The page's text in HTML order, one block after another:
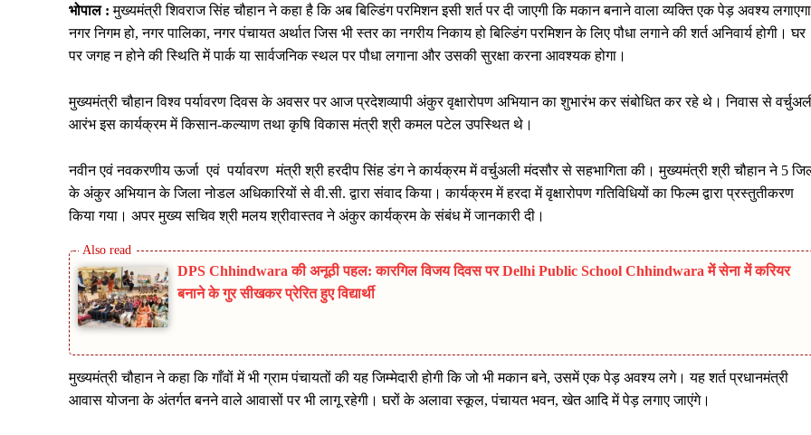
भोपाल :मुख्यमंत्री शिवराज सिंह चौहान ने कहा है कि अब बिल्डिंग परमिशन इसी शर्त पर दी जाएगी कि मकान बनाने वाला व्यक्ति एक पेड़ अवश्य
नगर निगम हो, नगर पालिका, नगर पंचायत अर्थात जिस भी स्तर का नगरीय निकाय हो बिल्डिंग परमिशन के लिए पौधा लगाने की शर्त अनिवार्य होगी। घर
पर जगह न होने की स्थिति में पार्क या सार्वजनिक स्थल पर पौधा लगाना और उसकी सुरक्षा करना आवश्यक होगा।
मुख्यमंत्री चौहान विश्व पर्यावरण दिवस के अवसर पर आज प्रदेशव्यापी अंकुर वृक्षारोपण अभियान का शुभारंभ कर संबोधित कर रहे थे। निवास से
आरंभ इस कार्यक्रम में किसान-कल्याण तथा कृषि विकास मंत्री श्री कमल पटेल उपस्थित थे।
नवीन एवं नवकरणीय ऊर्जा एवं पर्यावरण मंत्री श्री हरदीप सिंह डंग ने कार्यक्रम में वर्चुअली मंदसौर से सहभागिता की। मुख्यमंत्री श्री चौहान ने 5
के अंकुर अभियान के जिला नोडल अधिकारियों से वी.सी. द्वारा संवाद किया। कार्यक्रम में हरदा में वृक्षारोपण गतिविधियों का फिल्म द्वारा प्रस्तुतीकरण
किया गया। अपर मुख्य सचिव श्री मलय श्रीवास्तव ने अंकुर कार्यक्रम के संबंध में जानकारी दी।
DPS Chhindwara की अनूठी पहल: कारगिल विजय दिवस पर Delhi Public School Chhindwara में सेना में करियर
बनाने के गुर सीखकर प्रेरित हुए विद्यार्थी
मुख्यमंत्री चौहान ने कहा कि गाँवों में भी ग्राम पंचायतों की यह जिम्मेदारी होगी कि जो भी मकान बने, उसमें एक पेड़ अवश्य लगे। यह शर्त प्रधानमंत्री
आवास योजना के अंतर्गत बनने वाले आवासों पर भी लागू रहेगी। घरों के अलावा स्कूल, पंचायत भवन, खेत आदि में पेड़ लगाए जाएंगे।